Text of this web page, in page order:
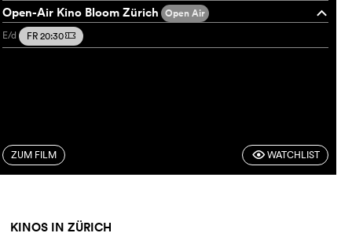
Open-Air Kino Bloom Zürich Open Air
o
E/d
FR 20:30m
ZUM FILM FWATCHLIST
KINOS IN ZÜRICH